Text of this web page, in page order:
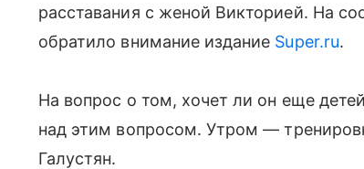
расставания с женой Викторией. На
обратило внимание издание Super.ru.
На вопрос о том, хочет ли он еще
над этим вопросом. Утром —
Галустян.